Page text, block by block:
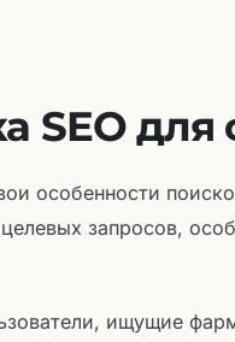
SEO
особенности
запросов,
ищущие